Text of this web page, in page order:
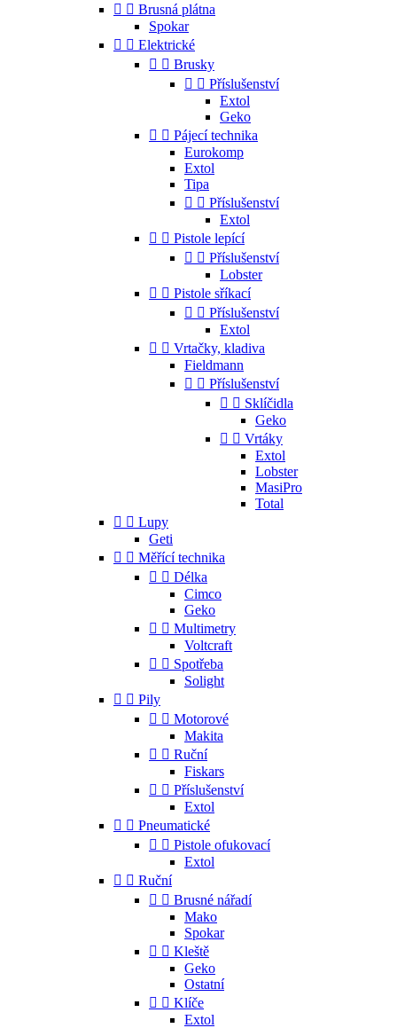
  Brusná plátna
Spokar
  Elektrické
  Brusky
  Příslušenství
Extol
Geko
  Pájecí technika
Eurokomp
Extol
Tipa
  Příslušenství
Extol
  Pistole lepící
  Příslušenství
Lobster
  Pistole sříkací
  Příslušenství
Extol
  Vrtačky, kladiva
Fieldmann
  Příslušenství
  Sklíčidla
Geko
  Vrtáky
Extol
Lobster
MasiPro
Total
  Lupy
Geti
  Měřící technika
  Délka
Cimco
Geko
  Multimetry
Voltcraft
  Spotřeba
Solight
  Pily
  Motorové
Makita
  Ruční
Fiskars
  Příslušenství
Extol
  Pneumatické
  Pistole ofukovací
Extol
  Ruční
  Brusné nářadí
Mako
Spokar
  Kleště
Geko
Ostatní
  Klíče
Extol